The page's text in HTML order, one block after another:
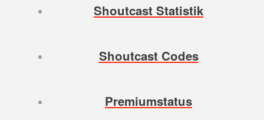
Shoutcast Statistik
Shoutcast Codes
Premiumstatus